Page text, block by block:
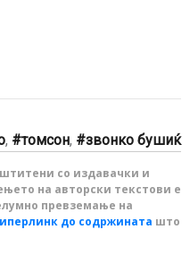
, томсон, звонко бушиќ
со издавачки и
на авторски текстови е
превземање на
до содржината што